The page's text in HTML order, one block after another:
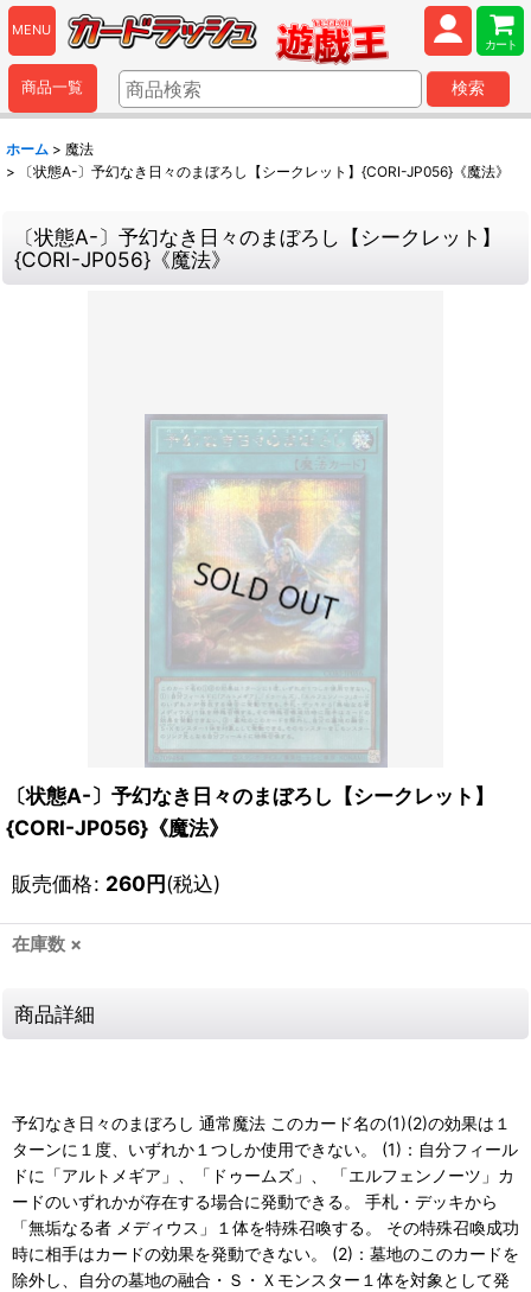
MENU
カート
商品一覧 検索
ホーム > 魔法
>
〔状態A-〕予幻なき日々のまぼろし【シークレット】{CORI-JP056}《魔法》
〔状態A-〕予幻なき日々のまぼろし【シークレット】
{CORI-JP056}《魔法》
〔状態A-〕予幻なき日々のまぼろし【シークレット】
{CORI-JP056}《魔法》
販売価格: 260円(税込)
在庫数 ×
商品詳細
予幻なき日々のまぼろし 通常魔法 このカード名の(1)(2)の効果は１
ターンに１度、いずれか１つしか使用できない。 (1)：自分フィール
ドに「アルトメギア」、「ドゥームズ」、 「エルフェンノーツ」カ
ードのいずれかが存在する場合に発動できる。 手札・デッキから
「無垢なる者 メディウス」１体を特殊召喚する。 その特殊召喚成功
時に相手はカードの効果を発動できない。 (2)：墓地のこのカードを
除外し、自分の墓地の融合・Ｓ・Ｘモンスター１体を対象として発